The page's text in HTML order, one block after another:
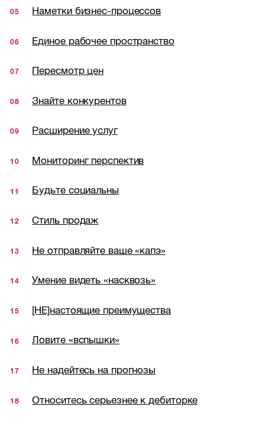
Наметки бизнес-процессов
Единое рабочее пространство
Пересмотр цен
Знайте конкурентов
Расширение услуг
Мониторинг перспектив
Будьте социальны
Стиль продаж
Не отправляйте ваше «капэ»
Умение видеть «насквозь»
[НЕ]настоящие преимущества
Ловите «вспышки»
Не надейтесь на прогнозы
Относитесь серьезнее к дебиторке